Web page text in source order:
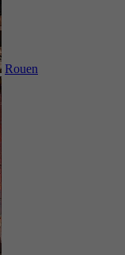
Rouen